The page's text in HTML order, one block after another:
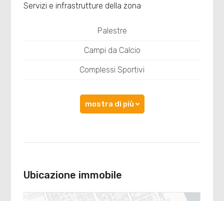
Servizi e infrastrutture della zona
Palestre
Campi da Calcio
Complessi Sportivi
mostra di più
Ubicazione immobile